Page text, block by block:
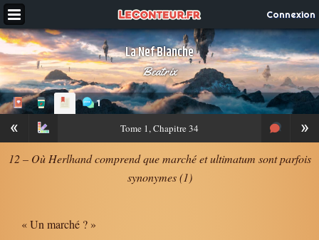
Connexion
La Nef Blanche
Beatrix
1
« »
Tome 1, Chapitre 34
12 – Où Herlhand comprend que marché et ultimatum sont parfois
synonymes (1)
« Un marché ? »